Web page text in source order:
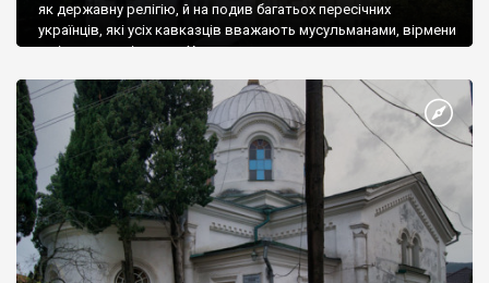
як державну релігію, й на подив багатьох пересічних
українців, які усіх кавказців вважають мусульманами, вірмени
є відданими вірянами Христа